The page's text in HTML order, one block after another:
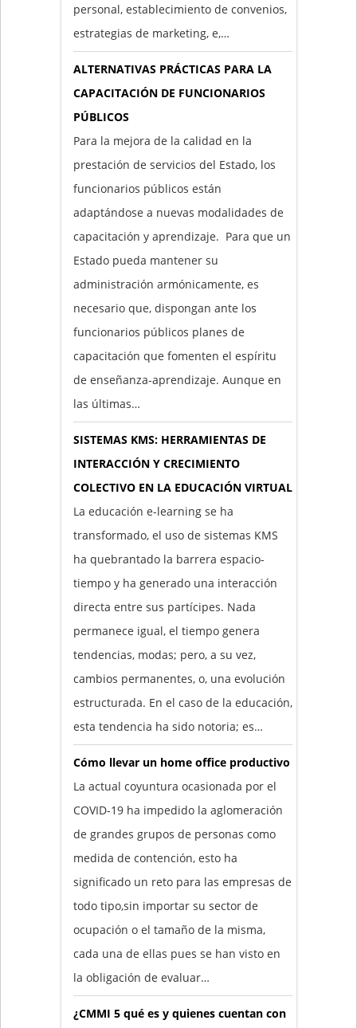
personal, establecimiento de convenios,
estrategias de marketing, e,…
ALTERNATIVAS PRÁCTICAS PARA LA
CAPACITACIÓN DE FUNCIONARIOS
PÚBLICOS
Para la mejora de la calidad en la
prestación de servicios del Estado, los
funcionarios públicos están
adaptándose a nuevas modalidades de
capacitación y aprendizaje. Para que un
Estado pueda mantener su
administración armónicamente, es
necesario que, dispongan ante los
funcionarios públicos planes de
capacitación que fomenten el espíritu
de enseñanza-aprendizaje. Aunque en
las últimas…
SISTEMAS KMS: HERRAMIENTAS DE
INTERACCIÓN Y CRECIMIENTO
COLECTIVO EN LA EDUCACIÓN VIRTUAL
La educación e-learning se ha
transformado, el uso de sistemas KMS
ha quebrantado la barrera espacio-
tiempo y ha generado una interacción
directa entre sus partícipes. Nada
permanece igual, el tiempo genera
tendencias, modas; pero, a su vez,
cambios permanentes, o, una evolución
estructurada. En el caso de la educación,
esta tendencia ha sido notoria; es…
Cómo llevar un home office productivo
La actual coyuntura ocasionada por el
COVID-19 ha impedido la aglomeración
de grandes grupos de personas como
medida de contención, esto ha
significado un reto para las empresas de
todo tipo,sin importar su sector de
ocupación o el tamaño de la misma,
cada una de ellas pues se han visto en
la obligación de evaluar…
¿CMMI 5 qué es y quienes cuentan con